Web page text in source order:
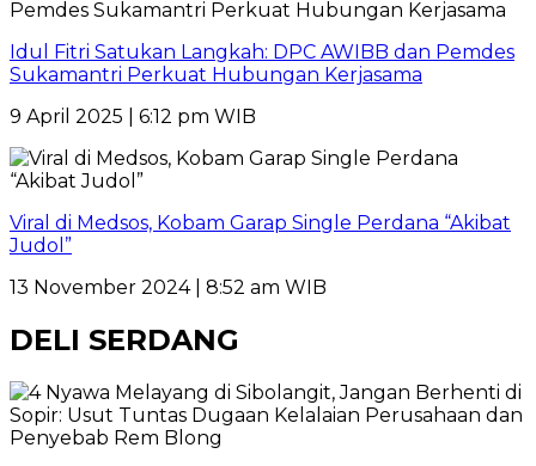
Idul Fitri Satukan Langkah: DPC AWIBB dan Pemdes
Sukamantri Perkuat Hubungan Kerjasama
9 April 2025 | 6:12 pm WIB
Viral di Medsos, Kobam Garap Single Perdana “Akibat
Judol”
13 November 2024 | 8:52 am WIB
DELI SERDANG